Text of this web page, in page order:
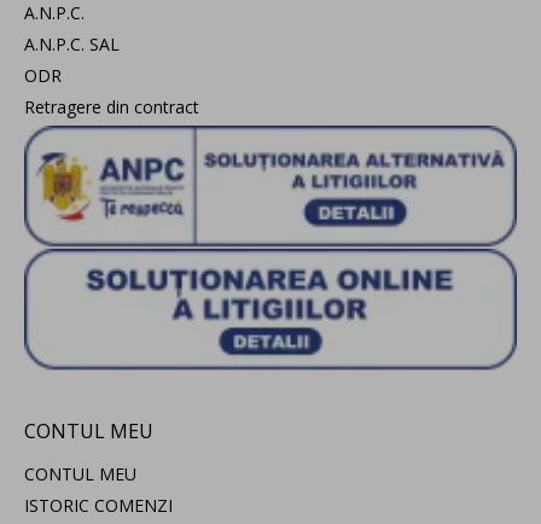
A.N.P.C.
A.N.P.C. SAL
ODR
Retragere din contract
CONTUL MEU
CONTUL MEU
ISTORIC COMENZI